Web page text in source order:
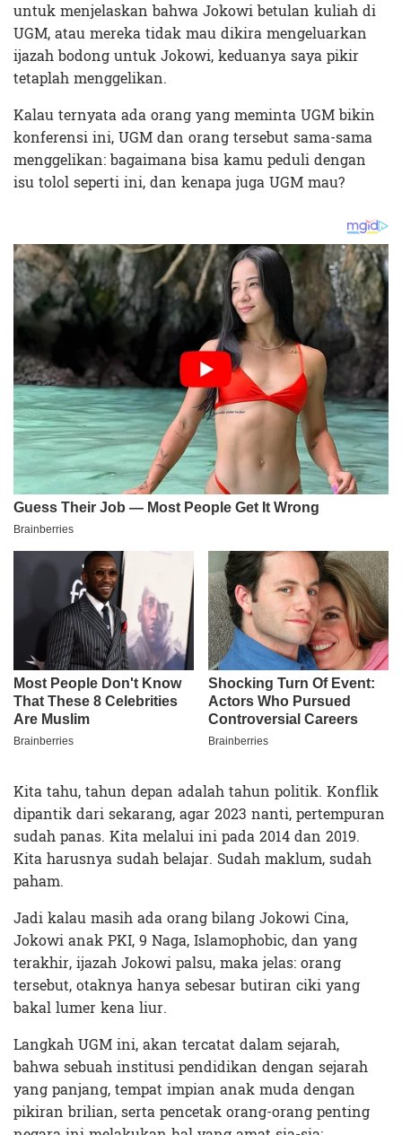
untuk menjelaskan bahwa Jokowi betulan kuliah di
UGM, atau mereka tidak mau dikira mengeluarkan
ijazah bodong untuk Jokowi, keduanya saya pikir
tetaplah menggelikan.
Kalau ternyata ada orang yang meminta UGM bikin
konferensi ini, UGM dan orang tersebut sama-sama
menggelikan: bagaimana bisa kamu peduli dengan
isu tolol seperti ini, dan kenapa juga UGM mau?
Kita tahu, tahun depan adalah tahun politik. Konflik
dipantik dari sekarang, agar 2023 nanti, pertempuran
sudah panas. Kita melalui ini pada 2014 dan 2019.
Kita harusnya sudah belajar. Sudah maklum, sudah
paham.
Jadi kalau masih ada orang bilang Jokowi Cina,
Jokowi anak PKI, 9 Naga, Islamophobic, dan yang
terakhir, ijazah Jokowi palsu, maka jelas: orang
tersebut, otaknya hanya sebesar butiran ciki yang
bakal lumer kena liur.
Langkah UGM ini, akan tercatat dalam sejarah,
bahwa sebuah institusi pendidikan dengan sejarah
yang panjang, tempat impian anak muda dengan
pikiran brilian, serta pencetak orang-orang penting